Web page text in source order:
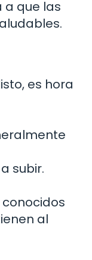
a que las
es hora
subir.
conocidos
al